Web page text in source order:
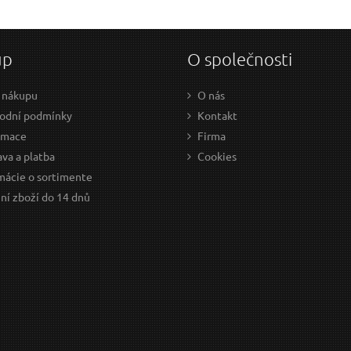
podmínky
a platba
o sortimente
zboží do 14 dnů
O společnosti
O nás
Kontakt
Firma
Cookies